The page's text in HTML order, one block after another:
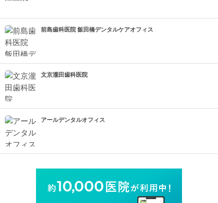
前島歯科医院 飯田橋デンタルケアオフィス
文京瀧田歯科医院
アールデンタルオフィス